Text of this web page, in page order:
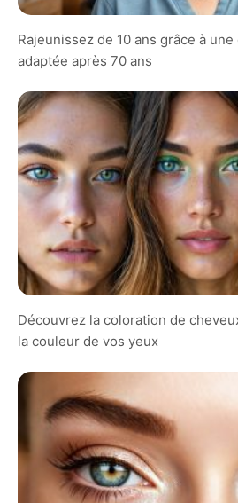
Rajeunissez de 10 ans grâce à
adaptée après 70 ans
Découvrez la coloration de
la couleur de vos yeux